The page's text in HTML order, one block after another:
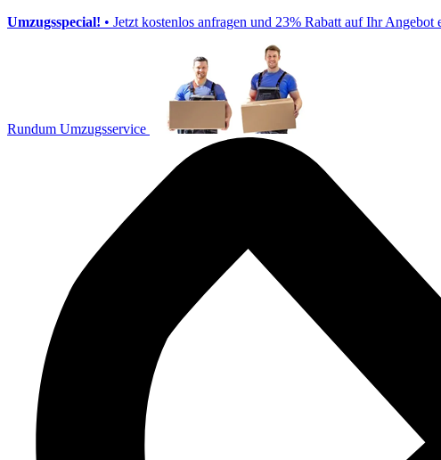
Umzugsspecial! • Jetzt kostenlos anfragen und 23% Rabatt auf Ihr
Rundum Umzugsservice